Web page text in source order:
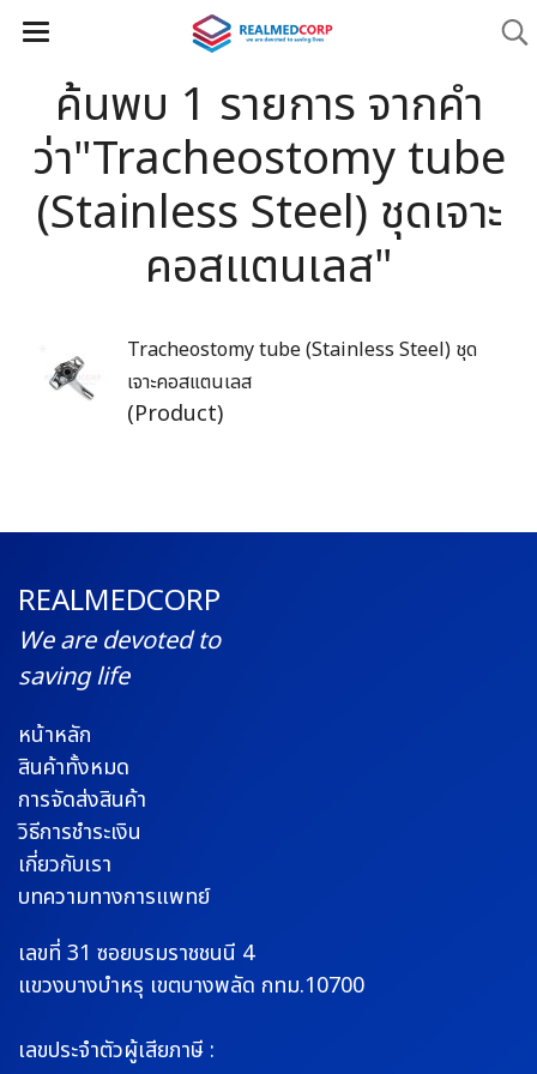
ค้นพบ 1 รายการ จากคำ
ว่า"Tracheostomy tube
(Stainless Steel) ชุดเจาะ
คอสแตนเลส"
Tracheostomy tube (Stainless Steel) ชุด
เจาะคอสแตนเลส
(Product)
REALMEDCORP
We are devoted to
saving life
หน้าหลัก
สินค้าทั้งหมด
การจัดส่งสินค้า
วิธีการชำระเงิน
เกี่ยวกับเรา
บทความทางการแพทย์
เลขที่ 31 ซอยบรมราชชนนี 4
แขวงบางบำหรุ เขตบางพลัด กทม.10700
เลขประจำตัวผู้เสียภาษี :